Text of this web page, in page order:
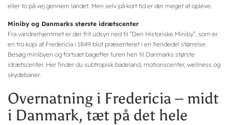
eller to på vej gennem landet. Men selv på kort tid er der meget at opleve.
Miniby og Danmarks største idrætscenter
Fra vandrerhjemmet er der frit udsyn ned til ”Den Historiske Miniby”, som er
en tro kopi af Fredericia i 1849 blot præsenteret i en tiendedel størrelse.
Besøg minibyen og fortsæt bagefter turen hen til Danmarks største
idrætscenter. Her finder du subtropisk badeland, motionscenter, wellness og
skydebaner.
Overnatning i Fredericia – midt
i Danmark, tæt på det hele